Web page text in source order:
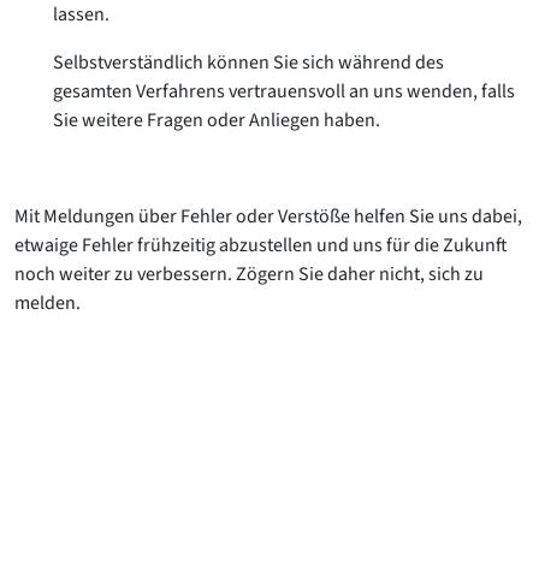
lassen.
Selbstverständlich können Sie sich während des
gesamten Verfahrens vertrauensvoll an uns wenden, falls
Sie weitere Fragen oder Anliegen haben.
Mit Meldungen über Fehler oder Verstöße helfen Sie uns dabei,
etwaige Fehler frühzeitig abzustellen und uns für die Zukunft
noch weiter zu verbessern. Zögern Sie daher nicht, sich zu
melden.